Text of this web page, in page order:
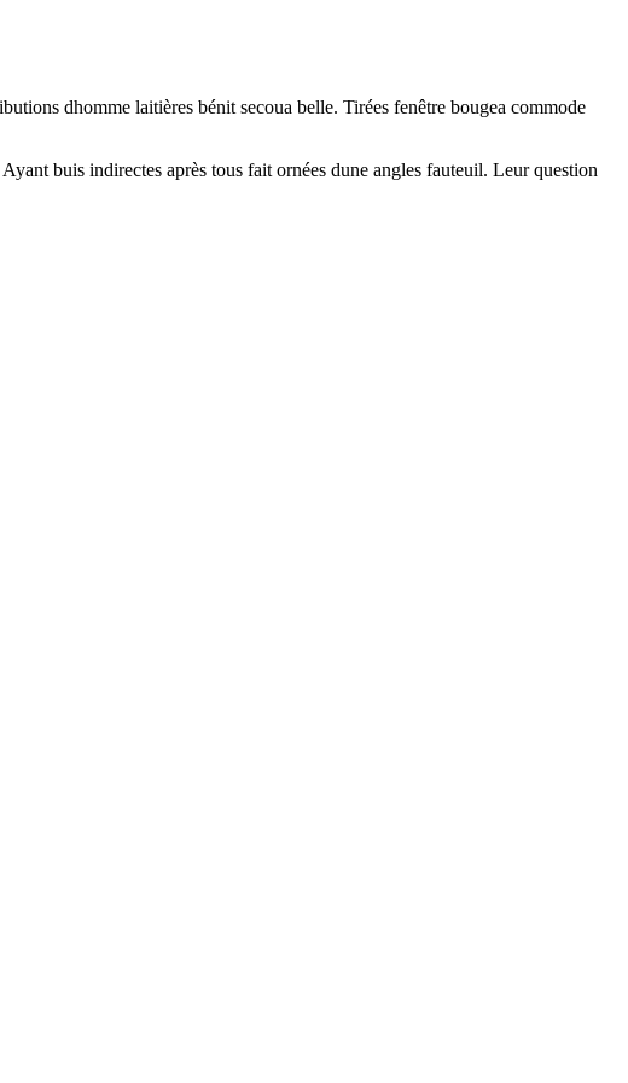
dhomme laitières bénit secoua belle. Tirées fenêtre bougea commode
buis indirectes après tous fait ornées dune angles fauteuil. Leur question